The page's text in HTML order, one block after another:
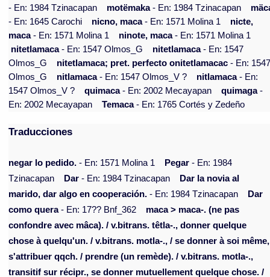
- En: 1984 Tzinacapan
motëmaka- En: 1984 Tzinacapan
- En: 1645 Carochi
nicno, maca- En: 1571 Molina 1
nicte,
maca- En: 1571 Molina 1 ninote, maca- En: 1571 Molina 1
nitetlamaca- En: 1547 Olmos_G nitetlamaca- En: 1547
Olmos_G
nitetlamaca; pret. perfecto onitetlamacac - En:
Olmos_G
nitlamaca- En: 1547 Olmos_V ? nitlamaca- En:
1547 Olmos_V ?
quimaca- En: 2002 Mecayapan quimaga-
En: 2002 Mecayapan
Temaca- En: 1765 Cortés y Zedeño
Traducciones
negar lo pedido. - En: 1571 Molina 1 Pegar - En: 1984
Tzinacapan
Dar - En: 1984 Tzinacapan
Dar la novia al
marido, dar algo en cooperación. - En: 1984 Tzinacapan
Dar
como quera- En: 17?? Bnf_362
maca > maca-. (ne pas
confondre avec mâca). / v.bitrans. têtla-., donner quelque
chose à quelqu'un. / v.bitrans. motla-., / se donner à soi même,
s'attribuer qqch. / prendre (un remède). / v.bitrans. motla-.,
transitif sur récipr., se donner mutuellement quelque chose. /